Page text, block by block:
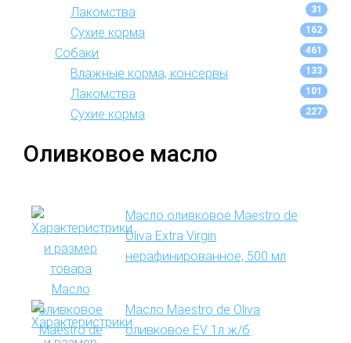
Лакомства 31
Сухие корма 162
Собаки 461
Влажные корма, консервы 133
Лакомства 101
Сухие корма 227
Оливковое масло
Масло оливковое Maestro de
Oliva Extra Virgin
нерафинированное, 500 мл
Масло Maestro de Oliva
оливковое EV 1л ж/б